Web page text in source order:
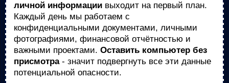
личной информации выходит на первый план.
Каждый день мы работаем с
конфиденциальными документами, личными
фотографиями, финансовой отчётностью и
важными проектами. Оставить компьютер без
присмотра- значит подвергнуть все эти данные
потенциальной опасности.